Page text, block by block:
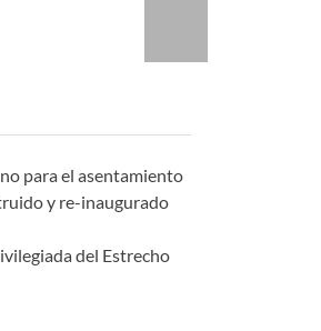
para el asentamiento
y re-inaugurado
del Estrecho